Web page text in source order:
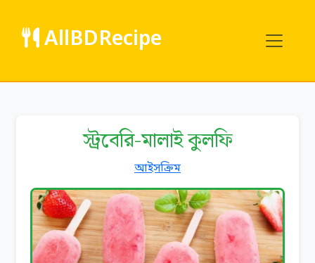
AllBDRecipe
স্ট্রবেরি-মালাই কুলফি
আইসক্রিম